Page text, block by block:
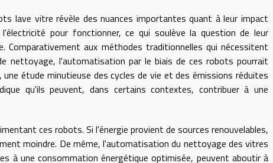
lave vitre révèle des nuances importantes quant à leur impact
pour fonctionner, ce qui soulève la question de leur
Comparativement aux méthodes traditionnelles qui nécessitent
nettoyage, l'automatisation par le biais de ces robots pourrait
étude minutieuse des cycles de vie et des émissions réduites
qu'ils peuvent, dans certains contextes, contribuer à une
ces robots. Si l'énergie provient de sources renouvelables,
moindre. De même, l'automatisation du nettoyage des vitres
à une consommation énergétique optimisée, peuvent aboutir à